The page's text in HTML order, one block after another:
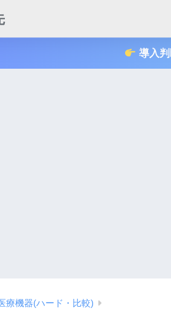
導入
療機器(ハード・比較)